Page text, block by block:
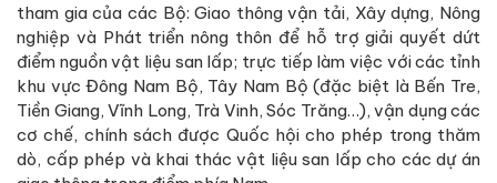
tham gia của các Bộ: Giao thông vận tải, Xây dựng, Nông
nghiệp và Phát triển nông thôn để hỗ trợ giải quyết dứt
điểm nguồn vật liệu san lấp; trực tiếp làm việc với các tỉnh
khu vực Đông Nam Bộ, Tây Nam Bộ (đặc biệt là Bến Tre,
Tiền Giang, Vĩnh Long, Trà Vinh, Sóc Trăng…), vận dụng các
cơ chế, chính sách được Quốc hội cho phép trong thăm
dò, cấp phép và khai thác vật liệu san lấp cho các dự án